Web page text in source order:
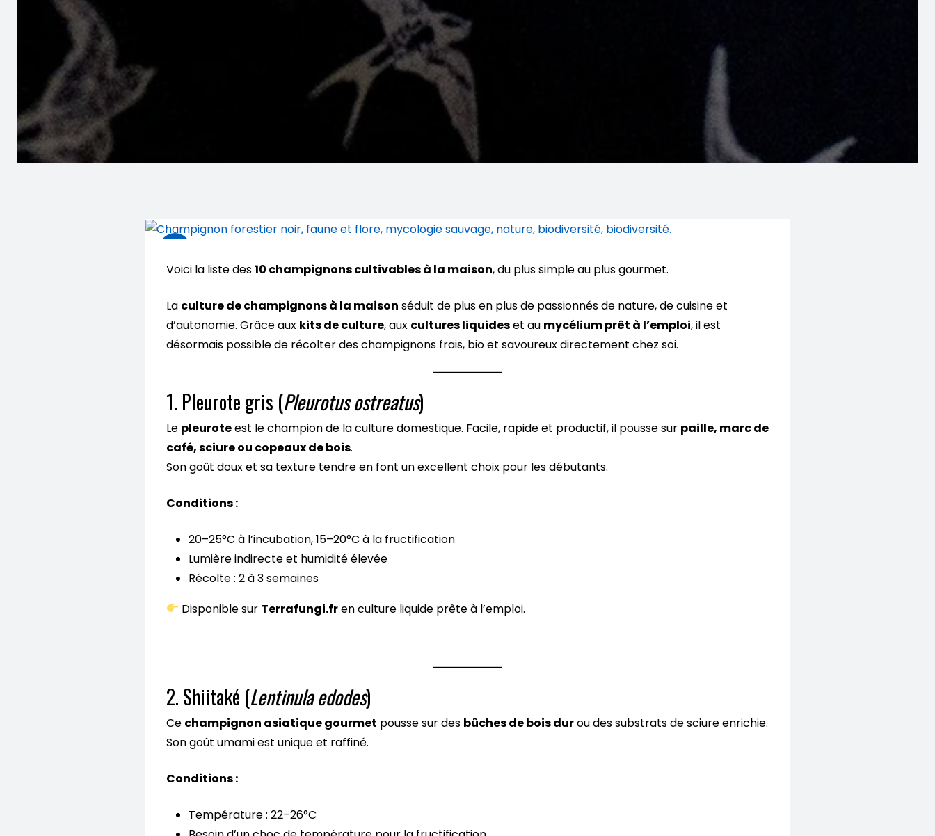
Voici la liste des10 champignons cultivables à la maison, du plus simple au plus gourmet.
La culture de champignons à la maison séduit de plus en plus de passionnés de nature, de cuisine et
d’autonomie. Grâce aux kits de culture, aux cultures liquideset au mycélium prêt à l’emploi, il est
désormais possible de récolter des champignons frais, bio et savoureux directement chez soi.
1. Pleurote gris (Pleurotus ostreatus)
Le pleuroteest le champion de la culture domestique. Facile, rapide et productif, il pousse sur paille, marc de
café, sciure ou copeaux de bois.
Son goût doux et sa texture tendre en font un excellent choix pour les débutants.
Conditions :
20–25°C à l’incubation, 15–20°C à la fructification
Lumière indirecte et humidité élevée
Récolte : 2 à 3 semaines
Disponible sur Terrafungi.fren culture liquide prête à l’emploi.
2. Shiitaké (Lentinula edodes)
Ce champignon asiatique gourmet pousse sur des bûches de bois durou des substrats de sciure enrichie.
Son goût umami est unique et raffiné.
Conditions :
Température : 22–26°C